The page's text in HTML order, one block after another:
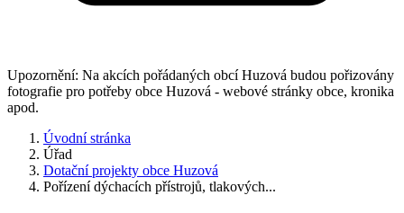
Upozornění: Na akcích pořádaných obcí Huzová budou pořizovány
fotografie pro potřeby obce Huzová - webové stránky obce, kronika
apod.
Úvodní stránka
Úřad
Dotační projekty obce Huzová
Pořízení dýchacích přístrojů, tlakových...